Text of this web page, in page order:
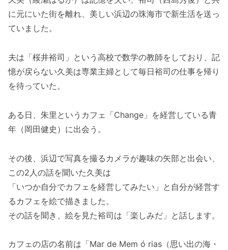
に元にいた街を離れ、美しい浜辺の珠海市で新生活を送っ
ていました。
夫は「桜井裕司」という高校で数学の教師をしており、記
憶が戻らない久美は専業主婦として毎日裕司の仕事を帰り
を待っていた。
ある日、朱里というカフェ「Change」を経営している青
年（岡田健史）に出会う。
その後、浜辺で写真を撮るカメラが趣味の矢部と出会い、
この2人の話を聞いた久美は
「いつか自分でカフェを経営してみたい」と自分が経営す
るカフェを絵で描きました。
その話を聞き、絵を見た裕司は「楽しみだ」と話します。
カフェの店の名前は「Mar de Mem ó rias（思い出の海・